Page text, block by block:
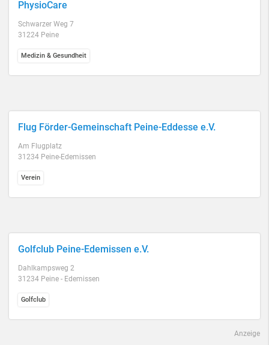
PhysioCare
Schwarzer Weg 7
31224 Peine
Medizin & Gesundheit
Flug Förder-Gemeinschaft Peine-Eddesse e.V.
Am Flugplatz
31234 Peine-Edemissen
Verein
Golfclub Peine-Edemissen e.V.
Dahlkampsweg 2
31234 Peine - Edemissen
Golfclub
Anzeige